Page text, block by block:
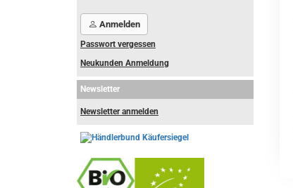
Anmelden
Passwort vergessen
Neukunden Anmeldung
Newsletter
Newsletter anmelden